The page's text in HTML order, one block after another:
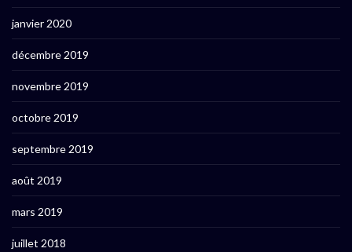
janvier 2020
décembre 2019
novembre 2019
octobre 2019
septembre 2019
août 2019
mars 2019
juillet 2018